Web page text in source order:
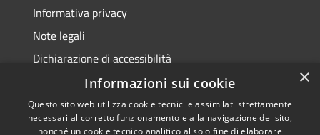
Informativa privacy
Note legali
Dichiarazione di accessibilità
Copyright © 2026 • Città di
×
Informazioni sui cookie
Questo sito web utilizza cookie tecnici e assimilati strettamente
necessari al corretto funzionamento e alla navigazione del sito,
nonché un cookie tecnico analitico al solo fine di elaborare